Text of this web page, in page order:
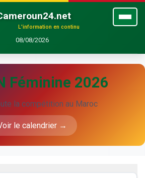
L'information en continu
08/08/2026
Féminine 2026
la compétition au Maroc
le calendrier →